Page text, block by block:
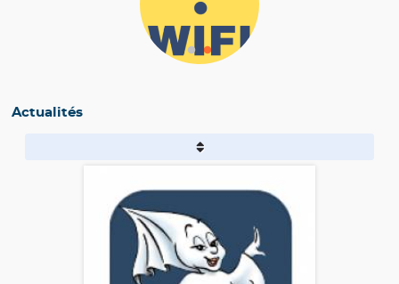
Actualités